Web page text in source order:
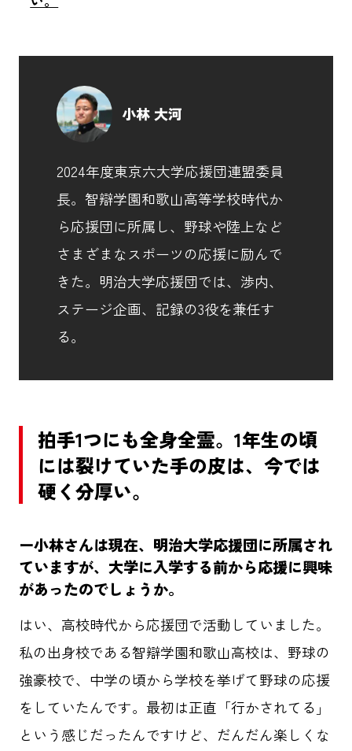
小林 大河
2024年度東京六大学応援団連盟委員
長。智辯学園和歌山高等学校時代か
ら応援団に所属し、野球や陸上など
さまざまなスポーツの応援に励んで
きた。明治大学応援団では、渉内、
ステージ企画、記録の3役を兼任す
る。
拍手1つにも全身全霊。1年生の頃
には裂けていた手の皮は、今では
硬く分厚い。
ー小林さんは現在、明治大学応援団に所属され
ていますが、大学に入学する前から応援に興味
があったのでしょうか。
はい、高校時代から応援団で活動していました。
私の出身校である智辯学園和歌山高校は、野球の
強豪校で、中学の頃から学校を挙げて野球の応援
をしていたんです。最初は正直「行かされてる」
という感じだったんですけど、だんだん楽しくな